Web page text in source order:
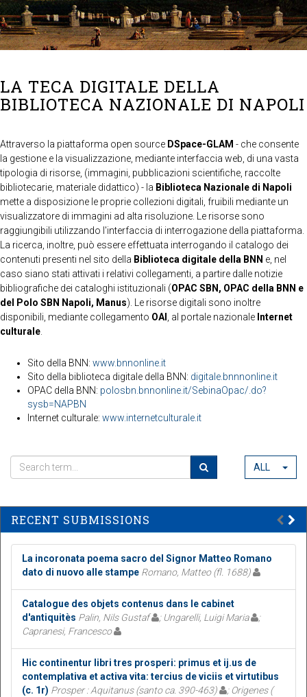
LA TECA DIGITALE DELLA
BIBLIOTECA NAZIONALE DI NAPOLI
Attraverso la piattaforma open source DSpace-GLAM - che consente
la gestione e la visualizzazione, mediante interfaccia web, di una vasta
tipologia di risorse, (immagini, pubblicazioni scientifiche, raccolte
bibliotecarie, materiale didattico) - la Biblioteca Nazionale di Napoli
mette a disposizione le proprie collezioni digitali, fruibili mediante un
visualizzatore di immagini ad alta risoluzione. Le risorse sono
raggiungibili utilizzando l'interfaccia di interrogazione della piattaforma.
La ricerca, inoltre, può essere effettuata interrogando il catalogo dei
contenuti presenti nel sito della Biblioteca digitale della BNN e, nel
caso siano stati attivati i relativi collegamenti, a partire dalle notizie
bibliografiche dei cataloghi istituzionali (OPAC SBN, OPAC della BNN e
del Polo SBN Napoli, Manus). Le risorse digitali sono inoltre
disponibili, mediante collegamento OAI , al portale nazionale Internet
culturale
Sito della BNN: www.bnnonline.it
Sito della biblioteca digitale della BNN: digitale.bnnnonline.it
OPAC della BNN: polosbn.bnnonline.it/SebinaOpac/.do?
sysb=NAPBN
Internet culturale: www.internetculturale.it
ALL
RECENT SUBMISSIONS
La incoronata poema sacro del Signor Matteo Romano
dato di nuovo alle stampe Romano, Matteo (fl. 1688)
Catalogue des objets contenus dans le cabinet
d'antiquitès Palin, Nils Gustaf ; Ungarelli, Luigi Maria
;
Capranesi, Francesco
Hic continentur libri tres prosperi: primus et ij.us de
contemplativa et activa vita: tercius de viciis et virtutibus
(c. 1r) Prosper : Aquitanus (santo ca. 390-463)
; Origenes (